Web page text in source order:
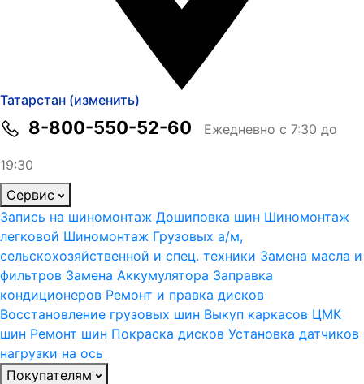
Татарстан (изменить)
8-800-550-52-60 Ежедневно с 7:30 до
19:30
Сервис
Запись на шиномонтаж Дошиповка шин Шиномонтаж
легковой Шиномонтаж Грузовых а/м,
сельскохозяйственной и спец. техники Замена масла и
фильтров Замена Аккумулятора Заправка
кондиционеров Ремонт и правка дисков
Восстановление грузовых шин Выкуп каркасов ЦМК
шин Ремонт шин Покраска дисков Установка датчиков
нагрузки на ось
Покупателям